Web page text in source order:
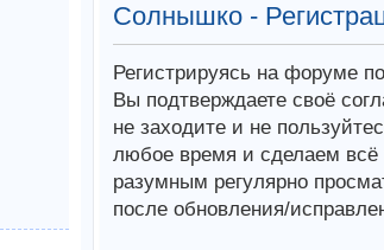
Солнышко -
Регистрируясь на форуме
Вы подтверждаете своё
не заходите и не
любое время и сделаем
разумным регулярно
после обновления/